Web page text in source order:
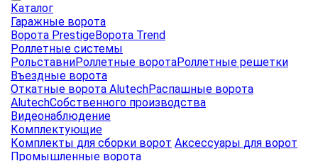
Каталог
Гаражные ворота
Ворота PrestigeВорота Trend
Роллетные системы
РольставниРоллетные воротаРоллетные решетки
Въездные ворота
Откатные ворота AlutechРаспашные ворота
AlutechСобственного производства
Видеонаблюдение
Комплектующие
Комплекты для сборки ворот Аксессуары для ворот
Промышленные ворота